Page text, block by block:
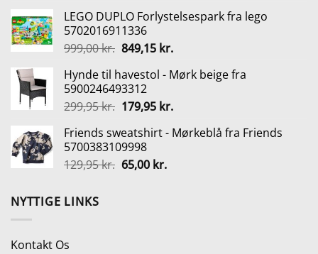
pris
var:
1.695,00 kr..
pris
LEGO DUPLO Forlystelsespark fra lego
5702016911336
999,00kr. Den
pris
var:
999,00 kr..
849,15 kr.Den
pris
849,15 kr..
Hynde til havestol - Mørk beige fra
5900246493312
299,95kr. Den
pris
var:
299,95 kr..
179,95 kr.Den
pris
Friends sweatshirt - Mørkeblå fra Friends
5700383109998
129,95kr. Den
65,00 kr.Den
NYTTIGE LINKS
Kontakt Os